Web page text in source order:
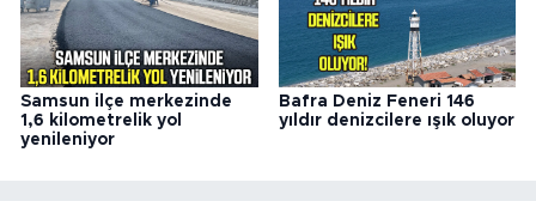
Samsun ilçe merkezinde
1,6 kilometrelik yol
yenileniyor
Bafra Deniz Feneri 146
yıldır denizcilere ışık oluyor